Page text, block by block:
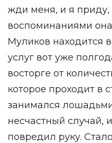
жди меня, и я приду,
воспоминаниями
Муликов находится
услуг вот уже
восторге от
которое проходит в
занимался
несчастный случай,
повредил руку.